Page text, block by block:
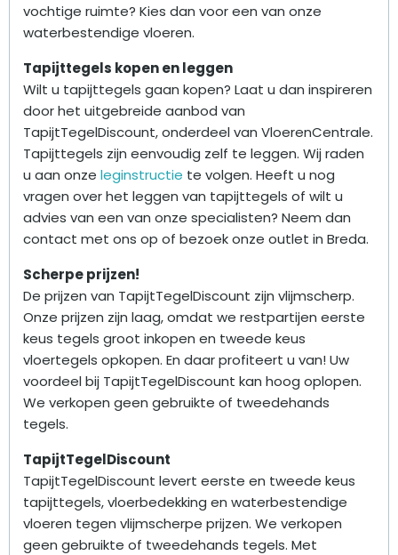
vochtige ruimte? Kies dan voor een van onze
waterbestendige vloeren.
Tapijttegels kopen en leggen
Wilt u tapijttegels gaan kopen? Laat u dan inspireren
door het uitgebreide aanbod van
TapijtTegelDiscount, onderdeel van VloerenCentrale.
Tapijttegels zijn eenvoudig zelf te leggen. Wij raden
u aan onze leginstructie te volgen. Heeft u nog
vragen over het leggen van tapijttegels of wilt u
advies van een van onze specialisten? Neem dan
contact met ons op of bezoek onze outlet in Breda.
Scherpe prijzen!
De prijzen van TapijtTegelDiscount zijn vlijmscherp.
Onze prijzen zijn laag, omdat we restpartijen eerste
keus tegels groot inkopen en tweede keus
vloertegels opkopen. En daar profiteert u van! Uw
voordeel bij TapijtTegelDiscount kan hoog oplopen.
We verkopen geen gebruikte of tweedehands
tegels.
TapijtTegelDiscount
TapijtTegelDiscount levert eerste en tweede keus
tapijttegels, vloerbedekking en waterbestendige
vloeren tegen vlijmscherpe prijzen. We verkopen
geen gebruikte of tweedehands tegels. Met